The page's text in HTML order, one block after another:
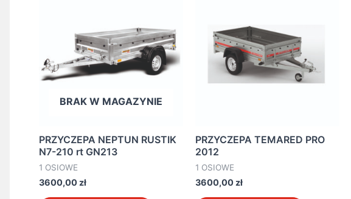
BRAK W MAGAZYNIE
PRZYCZEPA NEPTUN RUSTIK
N7-210 rt GN213
1 OSIOWE
3600,00 zł
PRZYCZEPA TEMARED PRO
2012
1 OSIOWE
3600,00 zł